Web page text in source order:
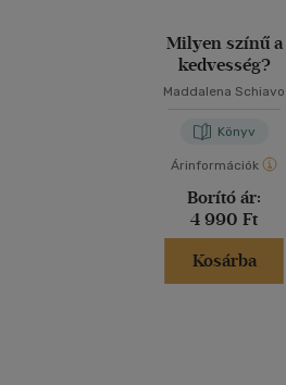
Milyen színű a
kedvesség?
Maddalena Schiavo
Könyv
Árinformációk
Borító ár:
4 990 Ft
Kosárba